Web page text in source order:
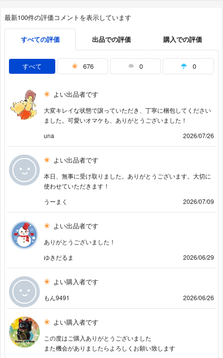
最新100件の評価コメントを表示しています
すべての評価 出品での評価 購入での評価
すべて 676 0 0
よい出品者です
大変キレイな状態で譲っていただき、丁寧に梱包してください
ました。可愛いオマケも、ありがとうございました！
una
2026/07/26
よい出品者です
本日、無事に受け取りました。ありがとうございます。大切に
使わせていただきます！
うーまく
2026/07/09
よい出品者です
ありがとうございました！
ゆきだるま
2026/06/29
よい購入者です
もん9491 2026/06/26
よい購入者です
この度はご購入ありがとうございました
また機会がありましたらよろしくお願い致します